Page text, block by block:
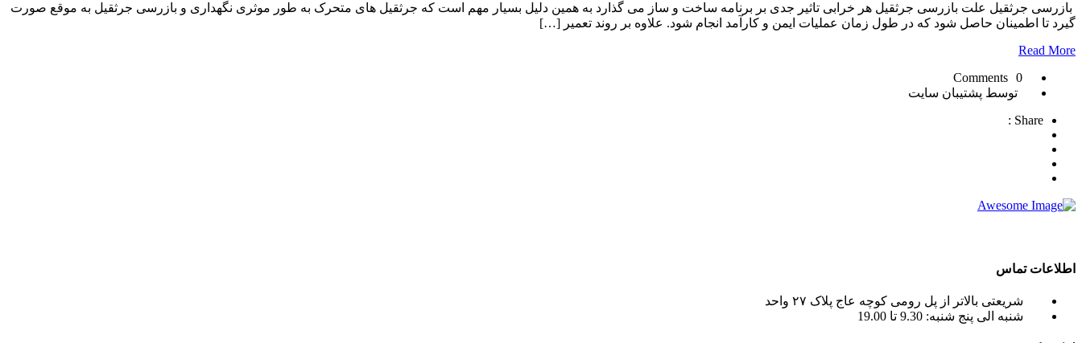
بازرسی جرثقیل علت بازرسی جرثقیل هر خرابی تاثیر جدی بر برنامه ساخت و ساز می گذارد به همین دلیل بسیار مهم است که جرثقیل های متحرک به طور موثری نگهداری و بازرسی جرثقیل به موقع صورت
گیرد تا اطمینان حاصل شود که در طول زمان عملیات ایمن و کارآمد انجام شود. علاوه بر روند تعمیر […]
Read More
0 Comments
توسط پشتیبان سایت
Share :
اطلاعات تماس
شریعتی بالاتر از پل رومی کوچه عاج پلاک ۲۷ واحد
شنبه الی پنج شنبه: 9.30 تا 19.00